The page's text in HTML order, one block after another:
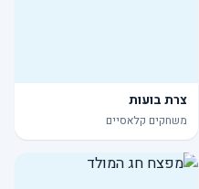
צרת בועות
משחקים קלאסיים